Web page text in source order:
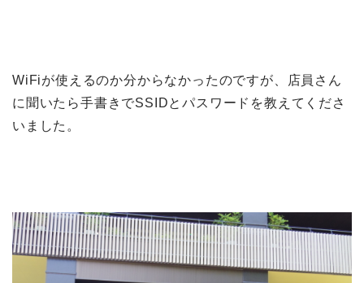
WiFiが使えるのか分からなかったのですが、店員さん
に聞いたら手書きでSSIDとパスワードを教えてくださ
いました。